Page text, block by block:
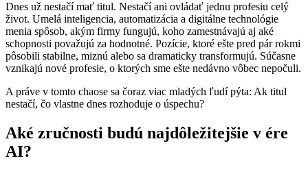
Dnes už nestačí mať titul. Nestačí ani ovládať jednu profesiu celý
život. Umelá inteligencia, automatizácia a digitálne technológie
menia spôsob, akým firmy fungujú, koho zamestnávajú aj aké
schopnosti považujú za hodnotné. Pozície, ktoré ešte pred pár rokmi
pôsobili stabilne, miznú alebo sa dramaticky transformujú. Súčasne
vznikajú nové profesie, o ktorých sme ešte nedávno vôbec nepočuli.
A práve v tomto chaose sa čoraz viac mladých ľudí pýta: Ak titul
nestačí, čo vlastne dnes rozhoduje o úspechu?
Aké zručnosti budú najdôležitejšie v ére
AI?